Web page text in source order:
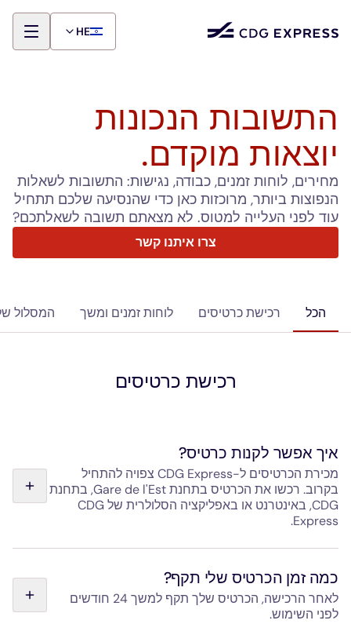
HE
התשובות הנכונות
יוצאות מוקדם.
מחירים, לוחות זמנים, כבודה, נגישות: התשובות לשאלות
הנפוצות ביותר, מרוכזות כאן כדי שהנסיעה שלכם תתחיל
עוד לפני העלייה למטוס. לא מצאתם תשובה לשאלתכם?
צרו איתנו קשר
הכל רכישת כרטיסים לוחות זמנים ומשך המסלול
רכישת כרטיסים
איך אפשר לקנות כרטיס?
מכירת הכרטיסים ל-CDG Express צפויה להתחיל
בקרוב. רכשו את הכרטיס בתחנת Gare de l'Est, בתחנת
CDG, באינטרנט או באפליקציה הסלולרית של CDG
Express.
תשלום פתוחות (open payment) וצוות קבלה המצויד במסופי
תשלום.
אמצעי תשלום מקובלים: כרטיסי אשראי, Visa, Mastercard,
כמה זמן הכרטיס שלי תקף?
לאחר הרכישה, הכרטיס שלך תקף למשך 24 חודשים
לפני השימוש.